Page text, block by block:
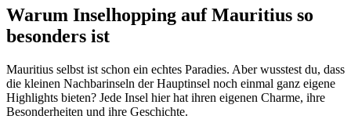
Warum Inselhopping auf Mauritius so
besonders ist
Mauritius selbst ist schon ein echtes Paradies. Aber wusstest du, dass
die kleinen Nachbarinseln der Hauptinsel noch einmal ganz eigene
Highlights bieten? Jede Insel hier hat ihren eigenen Charme, ihre
Besonderheiten und ihre Geschichte.